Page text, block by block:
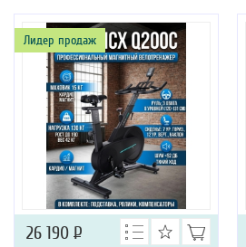
Лидер продаж
26 190 Р